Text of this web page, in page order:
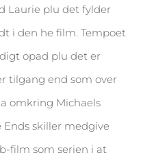
Laurie plu det fylder
i den he film. Tempoet
opad plu det er
tilgang end som over
omkring Michaels
skiller medgive
film som serien i at